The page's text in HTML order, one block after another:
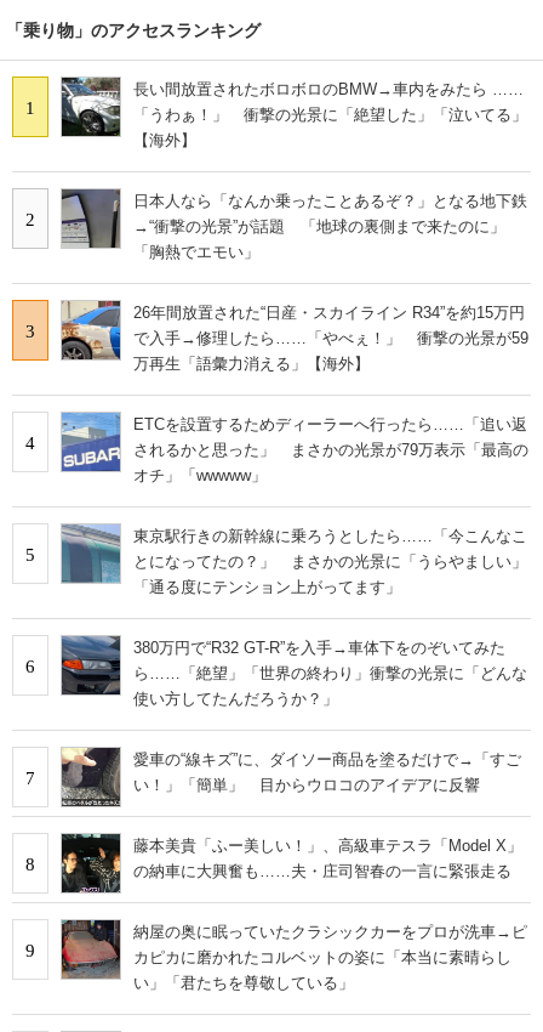
「乗り物」のアクセスランキング
1
長い間放置されたボロボロのBMW→車内をみたら ……
「うわぁ！」 衝撃の光景に「絶望した」「泣いてる」
【海外】
2
日本人なら「なんか乗ったことあるぞ？」となる地下鉄
→“衝撃の光景”が話題 「地球の裏側まで来たのに」
「胸熱でエモい」
3
26年間放置された“日産・スカイライン R34”を約15万円
で入手→修理したら……「やべぇ！」 衝撃の光景が59
万再生「語彙力消える」【海外】
4
ETCを設置するためディーラーへ行ったら……「追い返
されるかと思った」 まさかの光景が79万表示「最高の
オチ」「wwwww」
5
東京駅行きの新幹線に乗ろうとしたら……「今こんなこ
とになってたの？」 まさかの光景に「うらやましい」
「通る度にテンション上がってます」
6
380万円で“R32 GT-R”を入手→車体下をのぞいてみた
ら……「絶望」「世界の終わり」衝撃の光景に「どんな
使い方してたんだろうか？」
7
愛車の“線キズ”に、ダイソー商品を塗るだけで→「すご
い！」「簡単」 目からウロコのアイデアに反響
8
藤本美貴「ふー美しい！」、高級車テスラ「Model X」
の納車に大興奮も……夫・庄司智春の一言に緊張走る
9
納屋の奥に眠っていたクラシックカーをプロが洗車→ピ
カピカに磨かれたコルベットの姿に「本当に素晴らし
い」「君たちを尊敬している」